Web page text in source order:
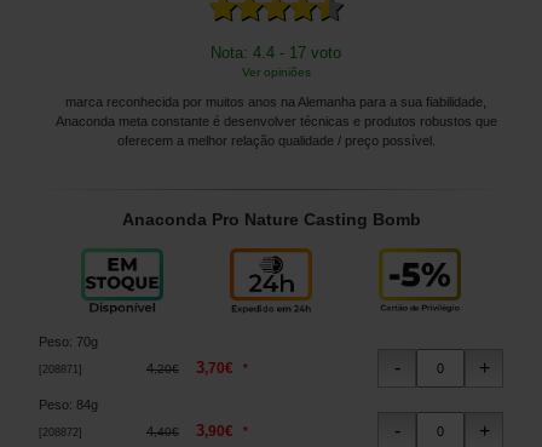
Nota: 4.4 - 17 voto
Ver opiniões
marca reconhecida por muitos anos na Alemanha para a sua fiabilidade,
Anaconda meta constante é desenvolver técnicas e produtos robustos que
oferecem a melhor relação qualidade / preço possível.
Anaconda Pro Nature Casting Bomb
Peso: 70g
208871 ] 4,20€ 3,70€ *
Peso: 84g
208872] 4,40€ 3,90€ *